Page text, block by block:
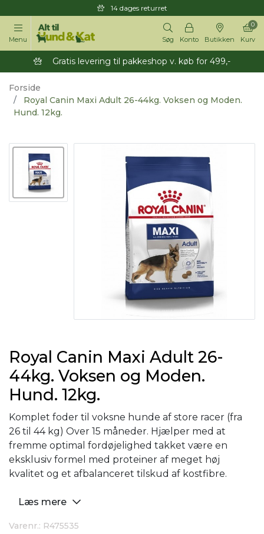
14 dages returret
Menu Søg Konto Butikken Kurv
0
Gratis levering til pakkeshop v. køb for 499,-
Forside
Royal Canin Maxi Adult 26-44kg. Voksen og Moden.
Hund. 12kg.
Royal Canin Maxi Adult 26-
44kg. Voksen og Moden.
Hund. 12kg.
Komplet foder til voksne hunde af store racer (fra
26 til 44 kg) Over 15 måneder. Hjælper med at
fremme optimal fordøjelighed takket være en
eksklusiv formel med proteiner af meget høj
kvalitet og et afbalanceret tilskud af kostfibre.
Læs mere
Varenr.: R475535